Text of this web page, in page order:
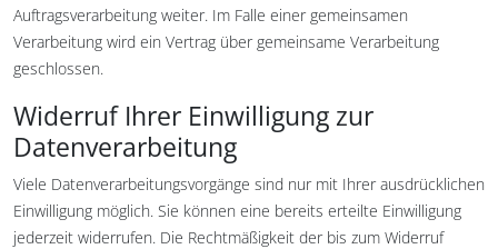
Auftragsverarbeitung weiter. Im Falle einer gemeinsamen
Verarbeitung wird ein Vertrag über gemeinsame Verarbeitung
geschlossen.
Widerruf Ihrer Einwilligung zur
Datenverarbeitung
Viele Datenverarbeitungsvorgänge sind nur mit Ihrer ausdrücklichen
Einwilligung möglich. Sie können eine bereits erteilte Einwilligung
jederzeit widerrufen. Die Rechtmäßigkeit der bis zum Widerruf